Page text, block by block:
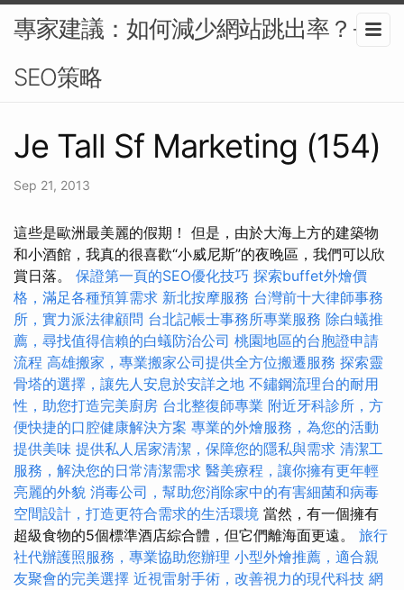
專家建議：如何減少網站跳出率？-
SEO策略
Je Tall Sf Marketing (154)
Sep 21, 2013
這些是歐洲最美麗的假期！ 但是，由於大海上方的建築物
和小酒館，我真的很喜歡“小威尼斯”的夜晚區，我們可以欣
賞日落。 保證第一頁的SEO優化技巧 探索buffet外燴價
格，滿足各種預算需求 新北按摩服務 台灣前十大律師事務
所，實力派法律顧問 台北記帳士事務所專業服務 除白蟻推
薦，尋找值得信賴的白蟻防治公司 桃園地區的台胞證申請
流程 高雄搬家，專業搬家公司提供全方位搬遷服務 探索靈
骨塔的選擇，讓先人安息於安詳之地 不鏽鋼流理台的耐用
性，助您打造完美廚房 台北整復師專業 附近牙科診所，方
便快捷的口腔健康解決方案 專業的外燴服務，為您的活動
提供美味 提供私人居家清潔，保障您的隱私與需求 清潔工
服務，解決您的日常清潔需求 醫美療程，讓你擁有更年輕
亮麗的外貌 消毒公司，幫助您消除家中的有害細菌和病毒
空間設計，打造更符合需求的生活環境 當然，有一個擁有
超級食物的5個標準酒店綜合體，但它們離海面更遠。 旅行
社代辦護照服務，專業協助您辦理 小型外燴推薦，適合親
友聚會的完美選擇 近視雷射手術，改善視力的現代科技 網